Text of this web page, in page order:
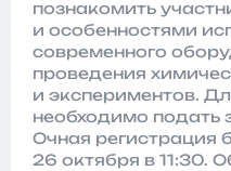
познакомить
и особенностями
современного
проведения
и экспериментов.
необходимо подать
Очная регистрация
26 октября в 11:30.